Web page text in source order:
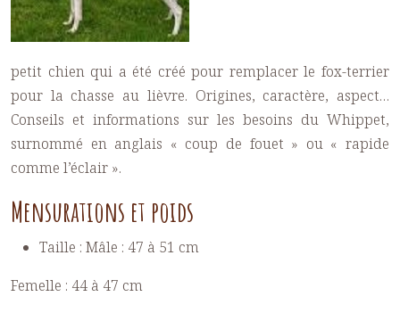
petit chien qui a été créé pour remplacer le fox-terrier
pour la chasse au lièvre. Origines, caractère, aspect…
Conseils et informations sur les besoins du Whippet,
surnommé en anglais « coup de fouet » ou « rapide
comme l’éclair ».
Mensurations et poids
Taille : Mâle : 47 à 51 cm
Femelle : 44 à 47 cm